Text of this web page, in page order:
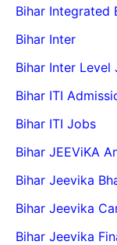
Bihar Integrated
Bihar Inter
Bihar Inter Level
Bihar ITI
Bihar ITI Jobs
Bihar JEEViKA
Bihar Jeevika
Bihar Jeevika
Bihar Jeevika